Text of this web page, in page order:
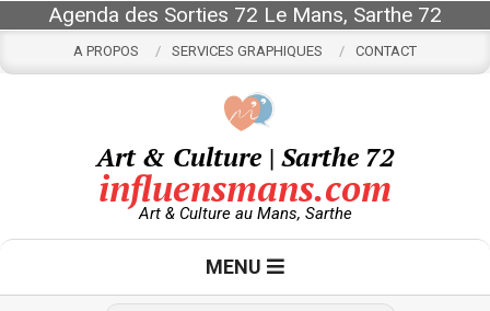
content
Agenda des Sorties 72 Le Mans, Sarthe 72
A PROPOS SERVICES GRAPHIQUES CONTACT
Art & Culture | Sarthe 72
influensmans.com
Art & Culture au Mans, Sarthe
MENU